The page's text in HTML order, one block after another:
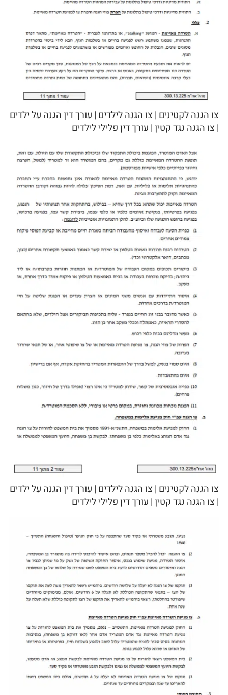
צו הגנה לקטינים | צו הגנה לילדים | עורך דין הגנה על ילדים
| צו הגנה נגד קטין | עורך דין פלילי לילדים
צו הגנה לקטינים | צו הגנה לילדים | עורך דין הגנה על ילדים
| צו הגנה נגד קטין | עורך דין פלילי לילדים